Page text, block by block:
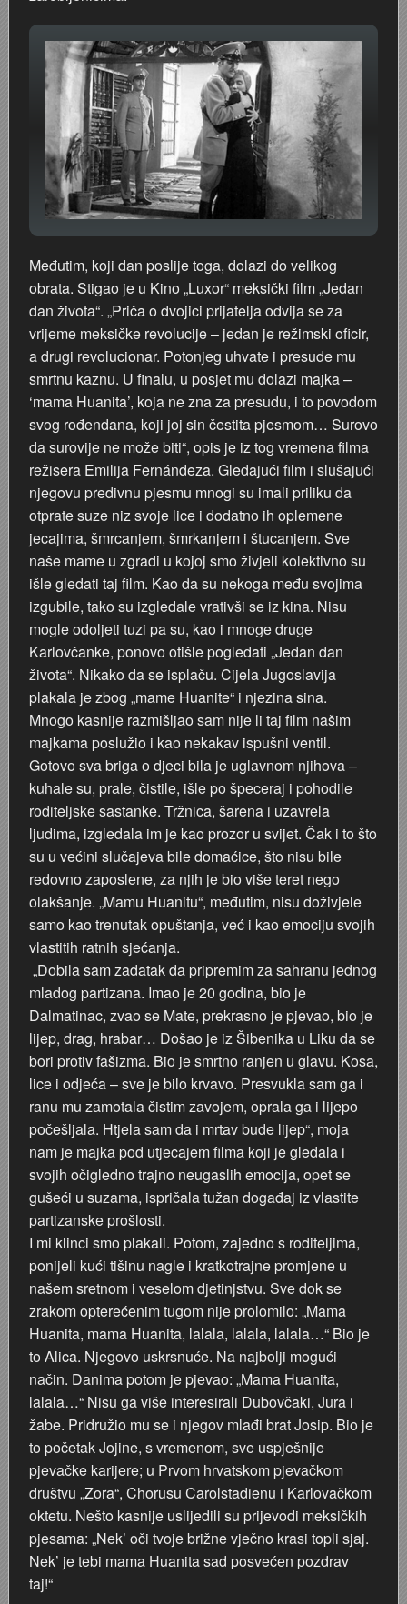
Međutim, koji dan poslije toga, dolazi do velikog
obrata. Stigao je u Kino „Luxor“ meksički film „Jedan
dan života“. „Priča o dvojici prijatelja odvija se za
vrijeme meksičke revolucije – jedan je režimski oficir,
a drugi revolucionar. Potonjeg uhvate i presude mu
smrtnu kaznu. U finalu, u posjet mu dolazi majka –
‘mama Huanita’, koja ne zna za presudu, i to povodom
svog rođendana, koji joj sin čestita pjesmom… Surovo
da surovije ne može biti“, opis je iz tog vremena filma
režisera Emilija Fernándeza. Gledajući film i slušajući
njegovu predivnu pjesmu mnogi su imali priliku da
otprate suze niz svoje lice i dodatno ih oplemene
jecajima, šmrcanjem, šmrkanjem i štucanjem. Sve
naše mame u zgradi u kojoj smo živjeli kolektivno su
išle gledati taj film. Kao da su nekoga među svojima
izgubile, tako su izgledale vrativši se iz kina. Nisu
mogle odoljeti tuzi pa su, kao i mnoge druge
Karlovčanke, ponovo otišle pogledati „Jedan dan
života“. Nikako da se isplaču. Cijela Jugoslavija
plakala je zbog „mame Huanite“ i njezina sina.
Mnogo kasnije razmišljao sam nije li taj film našim
majkama poslužio i kao nekakav ispušni ventil.
Gotovo sva briga o djeci bila je uglavnom njihova –
kuhale su, prale, čistile, išle po špeceraj i pohodile
roditeljske sastanke. Tržnica, šarena i uzavrela
ljudima, izgledala im je kao prozor u svijet. Čak i to što
su u većini slučajeva bile domaćice, što nisu bile
redovno zaposlene, za njih je bio više teret nego
olakšanje. „Mamu Huanitu“, međutim, nisu doživjele
samo kao trenutak opuštanja, već i kao emociju svojih
vlastitih ratnih sjećanja.
„Dobila sam zadatak da pripremim za sahranu jednog
mladog partizana. Imao je 20 godina, bio je
Dalmatinac, zvao se Mate, prekrasno je pjevao, bio je
lijep, drag, hrabar… Došao je iz Šibenika u Liku da se
bori protiv fašizma. Bio je smrtno ranjen u glavu. Kosa,
lice i odjeća – sve je bilo krvavo. Presvukla sam ga i
ranu mu zamotala čistim zavojem, oprala ga i lijepo
počešljala. Htjela sam da i mrtav bude lijep“, moja
nam je majka pod utjecajem filma koji je gledala i
svojih očigledno trajno neugaslih emocija, opet se
gušeći u suzama, ispričala tužan događaj iz vlastite
partizanske prošlosti.
I mi klinci smo plakali. Potom, zajedno s roditeljima,
ponijeli kući tišinu nagle i kratkotrajne promjene u
našem sretnom i veselom djetinjstvu. Sve dok se
zrakom opterećenim tugom nije prolomilo: „Mama
Huanita, mama Huanita, lalala, lalala, lalala…“ Bio je
to Alica. Njegovo uskrsnuće. Na najbolji mogući
način. Danima potom je pjevao: „Mama Huanita,
lalala…“ Nisu ga više interesirali Dubovčaki, Jura i
žabe. Pridružio mu se i njegov mlađi brat Josip. Bio je
to početak Jojine, s vremenom, sve uspješnije
pjevačke karijere; u Prvom hrvatskom pjevačkom
društvu „Zora“, Chorusu Carolstadienu i Karlovačkom
oktetu. Nešto kasnije uslijedili su prijevodi meksičkih
pjesama: „Nek’ oči tvoje brižne vječno krasi topli sjaj.
Nek’ je tebi mama Huanita sad posvećen pozdrav
taj!“